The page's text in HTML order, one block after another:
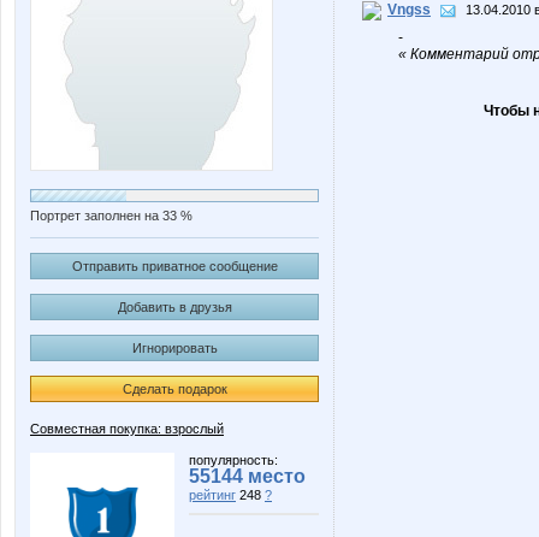
Портрет заполнен на 33 %
Отправить приватное сообщение
Добавить в друзья
Игнорировать
Сделать подарок
Совместная покупка: взрослый
популярность:
55144 место
рейтинг 248 ?
Vngss 13.04.2010
-
« Комментарий
Чтобы